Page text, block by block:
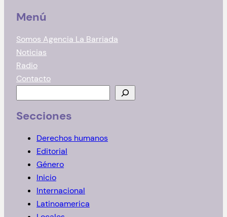
Menú
Somos Agencia La Barriada
Noticias
Radio
Contacto
s
Secciones
Derechos humanos
Editorial
Género
Inicio
Internacional
Latinoamerica